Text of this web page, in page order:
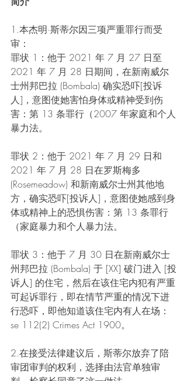
1.本杰明·斯蒂尔因三项严重罪行而受
审：
罪状 1：他于 2021 年 7 月 27 日至
2021 年 7 月 28 日期间，在新南威尔
士州邦巴拉 (Bombala) 确实恐吓[投诉
人]，意图使她害怕身体或精神受到伤
害：第 13 条罪行（2007 年家庭和个人
暴力法。
罪状 2：他于 2021 年 7 月 29 日和
2021 年 7 月 28 日在罗斯梅多
(Rosemeadow) 和新南威尔士州其他地
方，确实恐吓[投诉人]，意图使她感到身
体或精神上的恐惧伤害：第 13 条罪行
（家庭暴力和个人暴力法。
罪状 3：他于 7 月 30 日在新南威尔士
州邦巴拉 (Bombala) 于 [XX] 破门进入 [投
诉人] 的住宅，然后在该住宅内犯有严重
可起诉罪行，即在情节严重的情况下进
行恐吓，即他知道该住宅内有人在场：
se 112(2) Crimes Act 1900。
2.在接受法律建议后，斯蒂尔放弃了陪
审团审判的权利，选择由法官单独审